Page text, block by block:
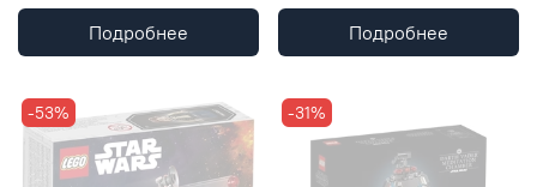
Подробнее Подробнее
-53% -31%